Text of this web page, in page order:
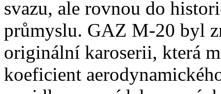
svazu, ale rovnou do
průmyslu. GAZ M-20 byl
originální karoserii, která
koeficient